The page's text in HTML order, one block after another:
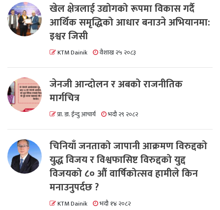
खेल क्षेत्रलाई उद्योगको रूपमा विकास गर्दै
आर्थिक समृद्धिको आधार बनाउने अभियानमा:
इश्वर जिसी
KTM Dainik वैशाख २५ २०८३
जेनजी आन्दोलन र अबको राजनीतिक
मार्गचित्र
प्रा. डा. ईन्दु आचार्य भदौ २९ २०८२
चिनियाँ जनताको जापानी आक्रमण विरुद्दको
युद्ध विजय र विश्वफासिष्ट विरुद्दको युद्द
विजयको ८० औं वार्षिकोत्सव हामीले किन
मनाउनुपर्दछ ?
KTM Dainik भदौ १४ २०८२